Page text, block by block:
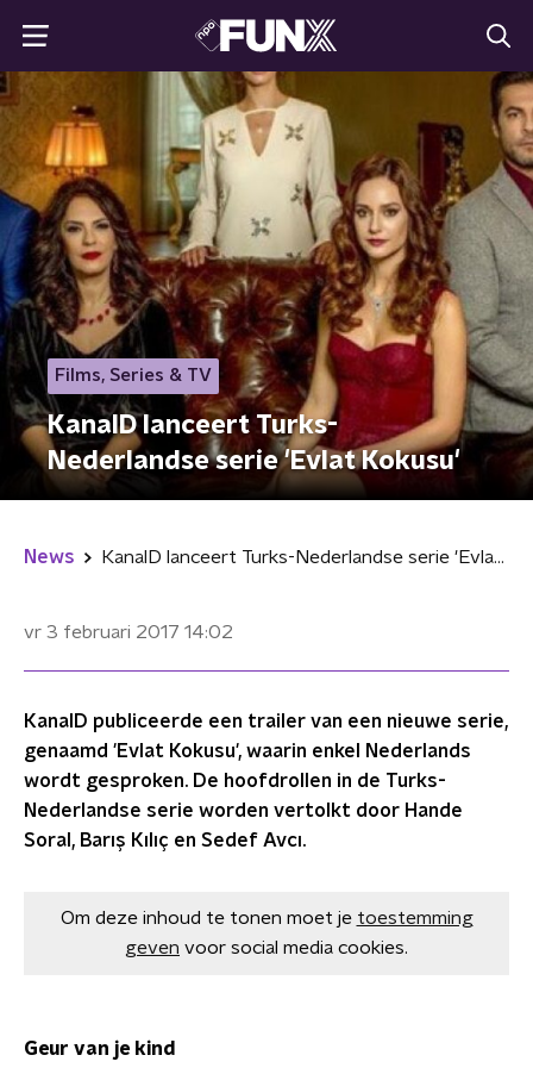
Films, Series & TV
KanalD lanceert Turks-
Nederlandse serie 'Evlat Kokusu'
News KanalD lanceert Turks-Nederlandse serie 'Evlat Kokusu'
vr 3 februari 2017 14:02
KanalD publiceerde een trailer van een nieuwe serie,
genaamd 'Evlat Kokusu', waarin enkel Nederlands
wordt gesproken. De hoofdrollen in de Turks-
Nederlandse serie worden vertolkt door Hande
Soral, Barış Kılıç en Sedef Avcı.
Om deze inhoud te tonen moet je toestemming
geven voor social media cookies.
Geur van je kind